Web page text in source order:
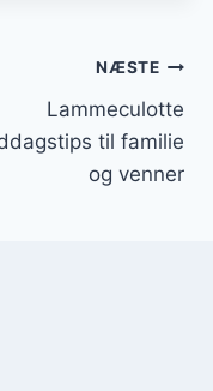
NÆSTE
Lammeculotte
til familie
og venner